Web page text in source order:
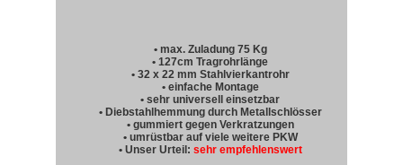
• max. Zuladung 75 Kg
• 127cm Tragrohrlänge
• 32 x 22 mm Stahlvierkantrohr
• einfache Montage
• sehr universell einsetzbar
• Diebstahlhemmung durch Metallschlösser
• gummiert gegen Verkratzungen
• umrüstbar auf viele weitere PKW
• Unser Urteil: sehr empfehlenswert